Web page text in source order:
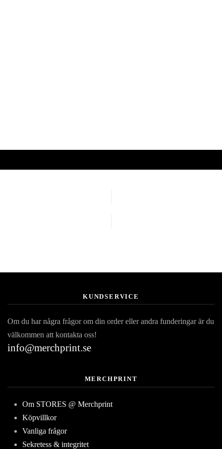
KUNDSERVICE
Om du har några frågor om din order eller andra funderingar är du
välkommen att kontakta oss!
info@merchprint.se
MERCHPRINT
Om STORES @ Merchprint
Köpvillkor
Vanliga frågor
Sekretess & integritet